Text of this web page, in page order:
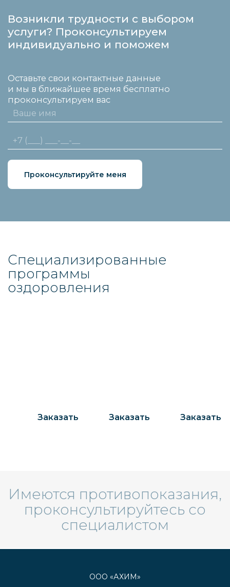
Возникли трудности с выбором
услуги? Проконсультируем
индивидуально и поможем
Оставьте свои контактные данные
и мы в ближайшее время бесплатно
проконсультируем вас
Проконсультируйте меня
Специализированные
программы
оздоровления
Заказать Заказать Заказать
Имеются противопоказания,
проконсультируйтесь со
специалистом
ООО «АХИМ»